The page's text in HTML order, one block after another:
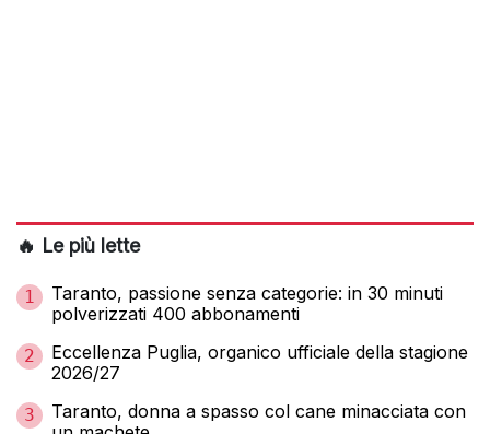
🔥 Le più lette
1
Taranto, passione senza categorie: in 30 minuti
polverizzati 400 abbonamenti
2
Eccellenza Puglia, organico ufficiale della stagione
2026/27
3
Taranto, donna a spasso col cane minacciata con